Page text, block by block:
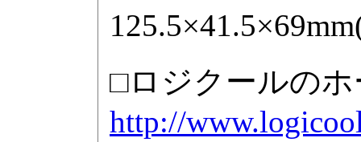
□ロジクールの
http://